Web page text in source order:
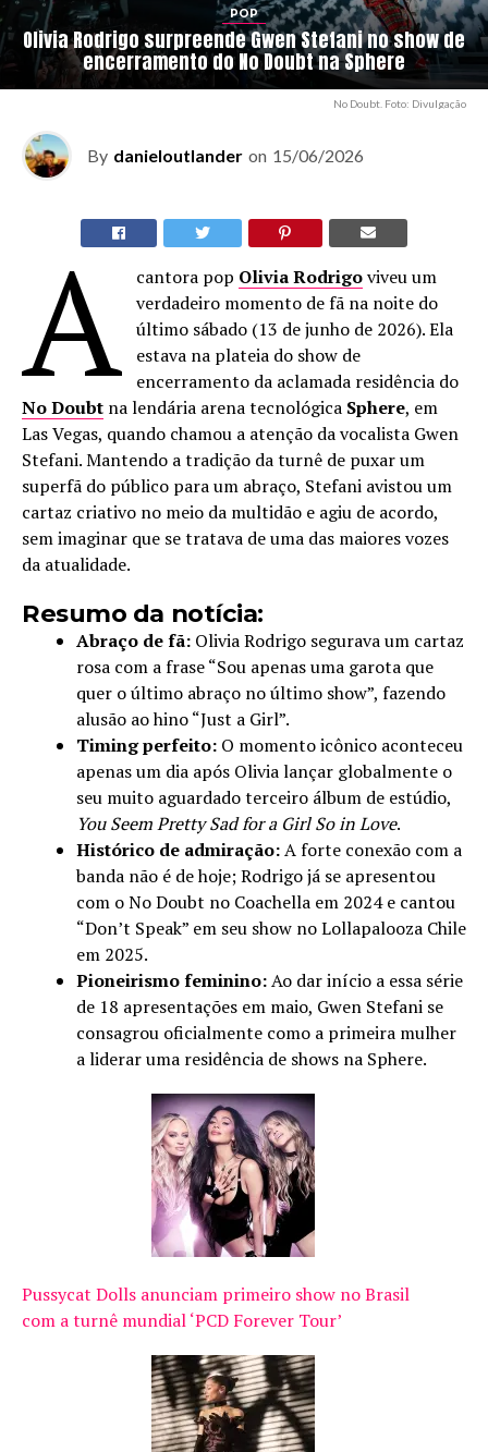
POP
Olivia Rodrigo surpreende Gwen Stefani no show de
encerramento do No Doubt na Sphere
No Doubt. Foto: Divulgação
By danieloutlander on 15/06/2026
A cantora pop Olivia Rodrigoviveu um
verdadeiro momento de fã na noite do
último sábado (13 de junho de 2026). Ela
estava na plateia do show de
encerramento da aclamada residência do
No Doubt na lendária arena tecnológica Sphere, em
Las Vegas, quando chamou a atenção da vocalista Gwen
Stefani. Mantendo a tradição da turnê de puxar um
superfã do público para um abraço, Stefani avistou um
cartaz criativo no meio da multidão e agiu de acordo,
sem imaginar que se tratava de uma das maiores vozes
da atualidade.
Resumo da notícia:
Abraço de fã: Olivia Rodrigo segurava um cartaz
rosa com a frase “Sou apenas uma garota que
quer o último abraço no último show”, fazendo
alusão ao hino “Just a Girl”.
Timing perfeito: O momento icônico aconteceu
apenas um dia após Olivia lançar globalmente o
seu muito aguardado terceiro álbum de estúdio,
You Seem Pretty Sad for a Girl So in Love.
Histórico de admiração:A forte conexão com a
banda não é de hoje; Rodrigo já se apresentou
com o No Doubt no Coachella em 2024 e cantou
“Don’t Speak” em seu show no Lollapalooza Chile
em 2025.
Pioneirismo feminino:Ao dar início a essa série
de 18 apresentações em maio, Gwen Stefani se
consagrou oficialmente como a primeira mulher
a liderar uma residência de shows na Sphere.
Pussycat Dolls anunciam primeiro show no Brasil
com a turnê mundial ‘PCD Forever Tour’